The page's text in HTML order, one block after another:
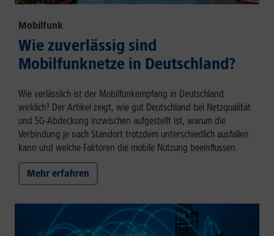
Mobilfunk
Wie zuverlässig sind
Mobilfunknetze in Deutschland?
Wie verlässlich ist der Mobilfunkempfang in Deutschland
wirklich? Der Artikel zeigt, wie gut Deutschland bei Netzqualität
und 5G-Abdeckung inzwischen aufgestellt ist, warum die
Verbindung je nach Standort trotzdem unterschiedlich ausfallen
kann und welche Faktoren die mobile Nutzung beeinflussen.
Mehr erfahren